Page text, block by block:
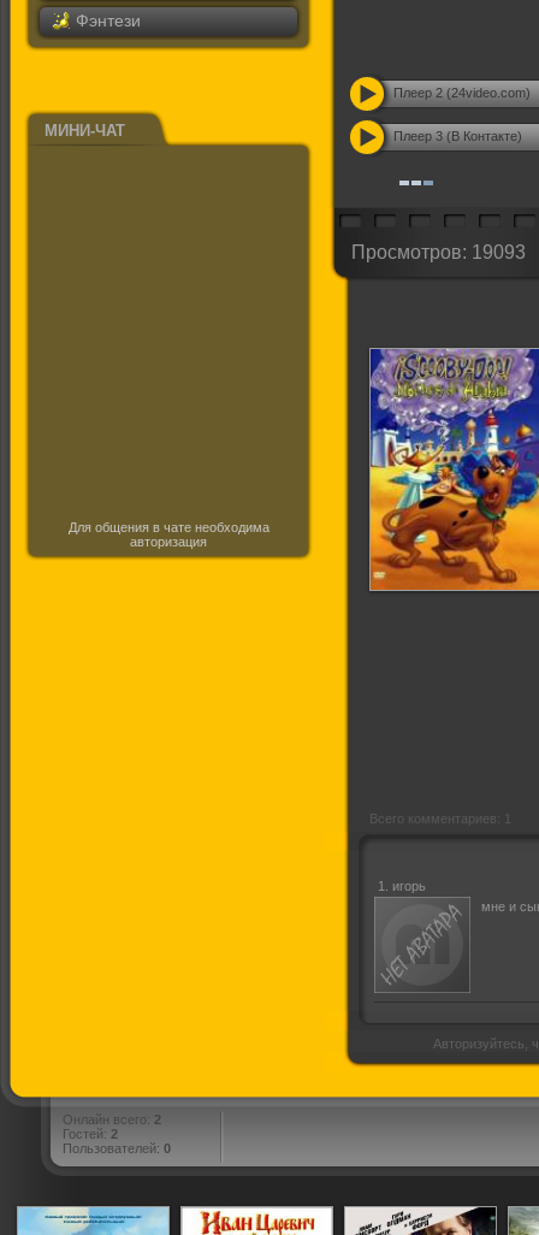
Фэнтези
МИНИ-ЧАТ
Для общения в чате необходима
авторизация
Плеер 2 (24video.com)
Плеер 3 (В Контакте)
Просмотров: 19093
Всего комментариев: 1
1. игорь
мне и
Авторизуйтесь,
Онлайн всего: 2
Гостей: 2
Пользователей: 0